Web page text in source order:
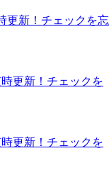
更新！チェックを忘
更新！チェックを
更新！チェックを